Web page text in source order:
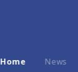
Home News